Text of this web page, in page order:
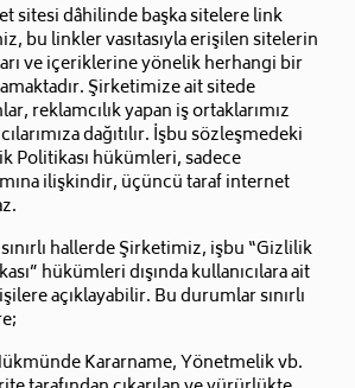
sitesi dâhilinde başka sitelere link
bu linkler vasıtasıyla erişilen sitelerin
ve içeriklerine yönelik herhangi bir
Şirketimize ait sitede
reklamcılık yapan iş ortaklarımız
dağıtılır. İşbu sözleşmedeki
Politikası hükümleri, sadece
ilişkindir, üçüncü taraf internet
hallerde Şirketimiz, işbu “Gizlilik
hükümleri dışında kullanıcılara ait
açıklayabilir. Bu durumlar sınırlı
Kararname, Yönetmelik vb.